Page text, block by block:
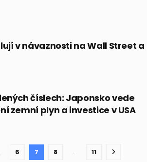
v návaznosti na Wall Street a
číslech: Japonsko vede
zemní plyn a investice v USA
6 7 8 … 11